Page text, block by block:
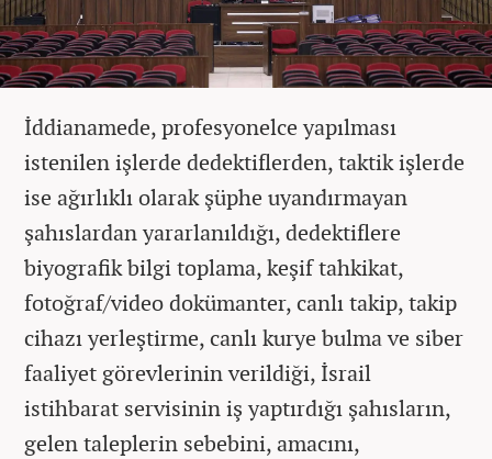
İddianamede, profesyonelce yapılması
istenilen işlerde dedektiflerden, taktik işlerde
ise ağırlıklı olarak şüphe uyandırmayan
şahıslardan yararlanıldığı, dedektiflere
biyografik bilgi toplama, keşif tahkikat,
fotoğraf/video dokümanter, canlı takip, takip
cihazı yerleştirme, canlı kurye bulma ve siber
faaliyet görevlerinin verildiği, İsrail
istihbarat servisinin iş yaptırdığı şahısların,
gelen taleplerin sebebini, amacını,